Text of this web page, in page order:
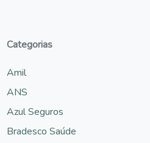
Categorias
Amil
ANS
Azul Seguros
Bradesco Saúde